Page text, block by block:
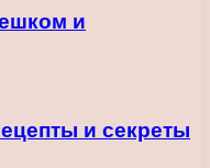
и
и секреты